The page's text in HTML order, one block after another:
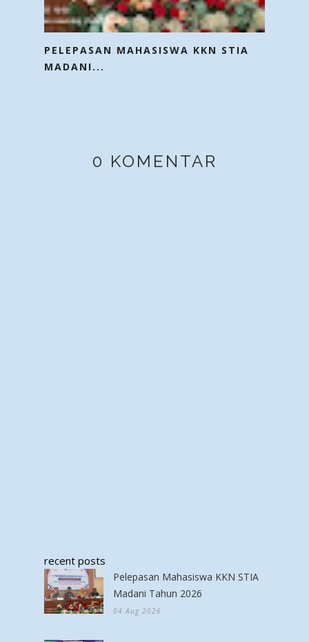
PELEPASAN MAHASISWA KKN STIA
MADANI...
0 KOMENTAR
recent posts
Pelepasan Mahasiswa KKN STIA
Madani Tahun 2026
04 Aug 2026